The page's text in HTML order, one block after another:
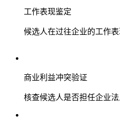
工作表现鉴定
候选人在过往企业的工作
商业利益冲突验证
核查候选人是否担任企业